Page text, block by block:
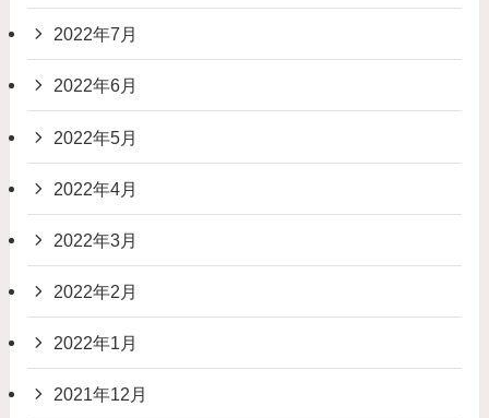
2022年7月
2022年6月
2022年5月
2022年4月
2022年3月
2022年2月
2022年1月
2021年12月